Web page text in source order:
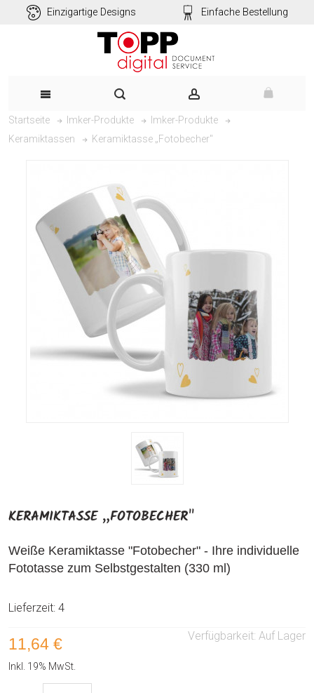
Einzigartige Designs Einfache Bestellung
Startseite Imker-Produkte
Imker-Produkte
Keramiktassen
Keramiktasse „Fotobecher"
KERAMIKTASSE „FOTOBECHER"
Weiße Keramiktasse "Fotobecher" - Ihre individuelle
Fototasse zum Selbstgestalten (330 ml)
Lieferzeit: 4
Verfügbarkeit: Auf Lager
11,64 €
Inkl. 19% MwSt.